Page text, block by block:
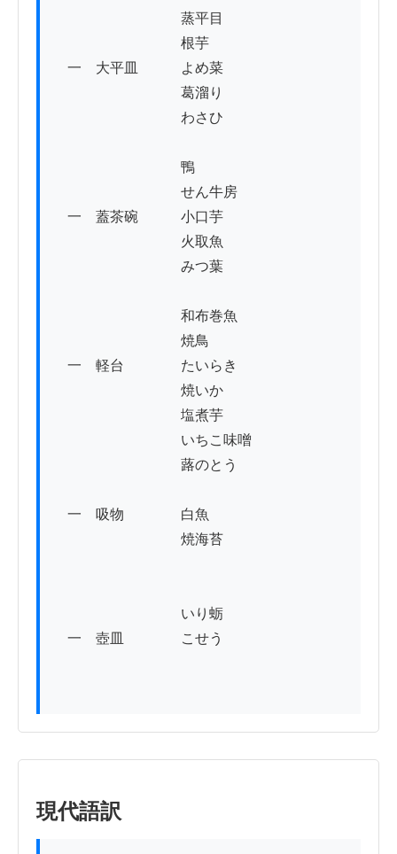
蒸平目
根芋
一　大平皿　　　よめ菜
葛溜り
わさひ
鴨
せん牛房
一　蓋茶碗　　　小口芋
火取魚
みつ葉
和布巻魚
焼鳥
一　軽台　　　　たいらき
焼いか
塩煮芋
いちこ味噌
蕗のとう
一　吸物　　　　白魚
焼海苔
いり蛎
一　壺皿　　　　こせう
現代語訳